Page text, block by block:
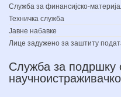
Служба за финансијско-
Техничка служба
Јавне набавке
Лице задужено за заштиту
Служба за подршку